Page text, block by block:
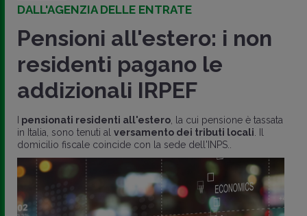
DALL'AGENZIA DELLE ENTRATE
Pensioni all'estero: i non
residenti pagano le
addizionali IRPEF
pensionati residenti all'estero , la cui pensione è tassata
in Italia, sono tenuti al versamento dei tributi locali
domicilio fiscale coincide con la sede dell'INPS..